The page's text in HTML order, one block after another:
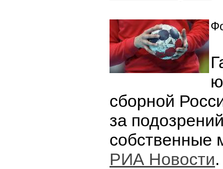
сборной
за
собственные
РИА Новости.